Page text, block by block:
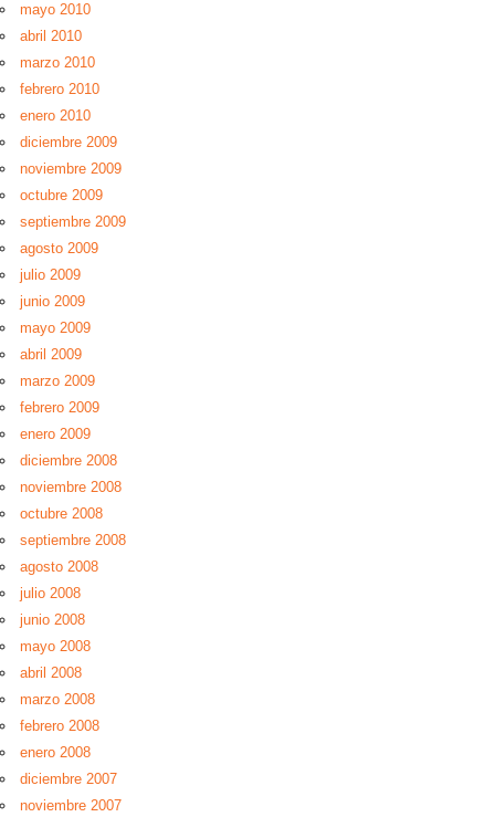
mayo 2010
abril 2010
marzo 2010
febrero 2010
enero 2010
diciembre 2009
noviembre 2009
octubre 2009
septiembre 2009
agosto 2009
julio 2009
junio 2009
mayo 2009
abril 2009
marzo 2009
febrero 2009
enero 2009
diciembre 2008
noviembre 2008
octubre 2008
septiembre 2008
agosto 2008
julio 2008
junio 2008
mayo 2008
abril 2008
marzo 2008
febrero 2008
enero 2008
diciembre 2007
noviembre 2007